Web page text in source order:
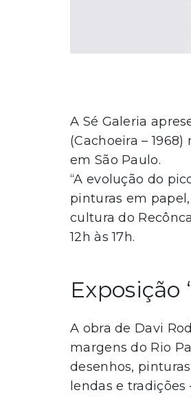
A Sé Galeria
(Cachoeira –
em São Paulo.
“A evolução do
pinturas em
cultura do
12h às 17h.
Exposição
A obra de Davi
margens do Rio
desenhos,
lendas e